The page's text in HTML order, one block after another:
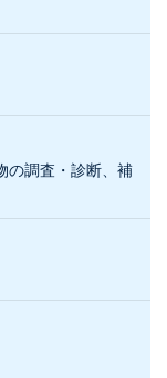
の調査・診断、補